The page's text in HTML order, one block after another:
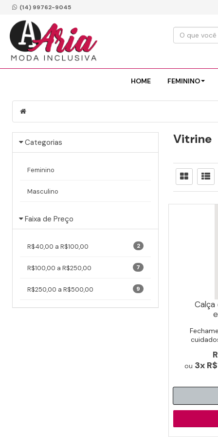
(14) 99762-9045
HOME FEMININO
Categorias
Feminino
Masculino
Faixa de Preço
R$40,00 a R$100,00 2
R$100,00 a R$250,00 7
R$250,00 a R$500,00 9
Vitrine
ou 3x